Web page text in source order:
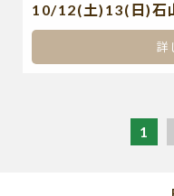
10/12(土)13(日)石
詳
1